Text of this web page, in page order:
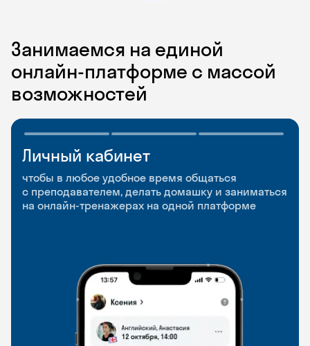
Занимаемся на единой
онлайн-платформе с массой
возможностей
Личный кабинет
чтобы в любое удобное время общаться
с преподавателем, делать домашку и заниматься
на онлайн-тренажерах на одной платформе
Мобильное
приложение
чтобы заниматься и изучать новые слова где
и когда удобно
Разговорные клубы
и Talks
Групповые занятия для разговорной практики
и индивидуальные встречи с преподавателями